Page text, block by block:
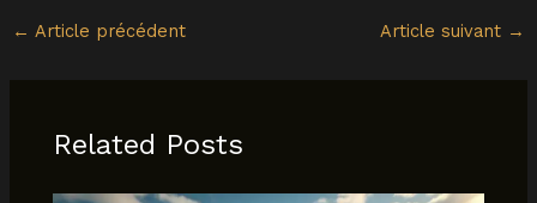
← Article précédent Article suivant →
Related Posts